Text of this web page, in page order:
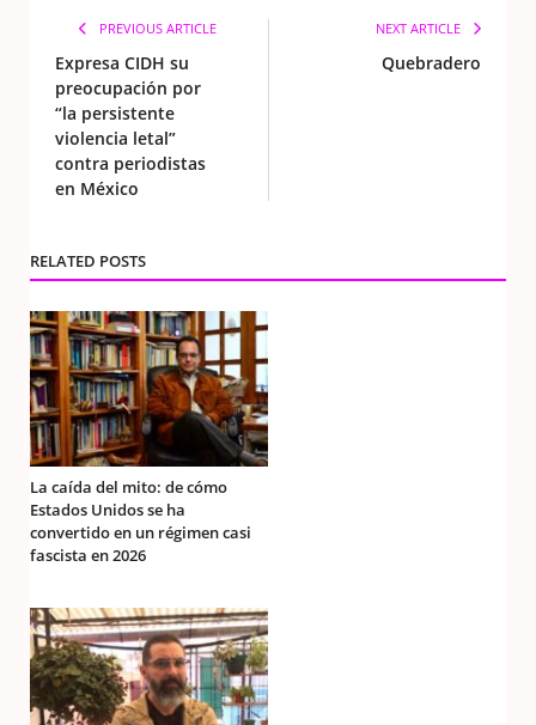
PREVIOUS ARTICLE
Expresa CIDH su
preocupación por
“la persistente
violencia letal”
contra periodistas
en México
NEXT ARTICLE
Quebradero
RELATED POSTS
La caída del mito: de cómo
Estados Unidos se ha
convertido en un régimen casi
fascista en 2026